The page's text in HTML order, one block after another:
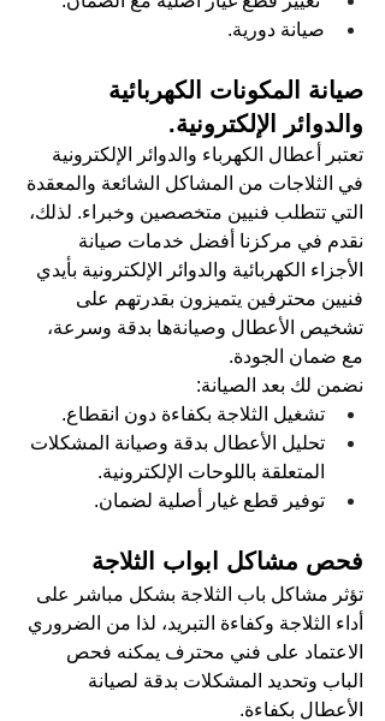
صيانة دورية.
صيانة المكونات الكهربائية
والدوائر الإلكترونية.
تعتبر أعطال الكهرباء والدوائر الإلكترونية
في الثلاجات من المشاكل الشائعة والمعقدة
التي تتطلب فنيين متخصصين وخبراء. لذلك،
نقدم في مركزنا أفضل خدمات صيانة
الأجزاء الكهربائية والدوائر الإلكترونية بأيدي
فنيين محترفين يتميزون بقدرتهم على
تشخيص الأعطال وصيانةها بدقة وسرعة،
مع ضمان الجودة.
نضمن لك بعد الصيانة:
تشغيل الثلاجة بكفاءة دون انقطاع.
تحليل الأعطال بدقة وصيانة المشكلات
المتعلقة باللوحات الإلكترونية.
توفير قطع غيار أصلية لضمان.
فحص مشاكل ابواب الثلاجة
تؤثر مشاكل باب الثلاجة بشكل مباشر على
أداء الثلاجة وكفاءة التبريد، لذا من الضروري
الاعتماد على فني محترف يمكنه فحص
الباب وتحديد المشكلات بدقة لصيانة
الأعطال بكفاءة.